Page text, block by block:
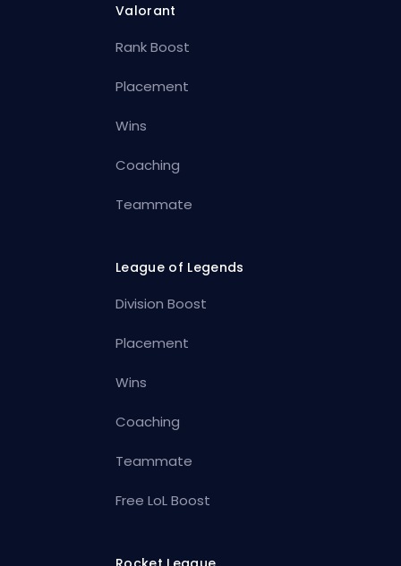
Valorant
Rank Boost
Placement
Wins
Coaching
Teammate
League of Legends
Division Boost
Placement
Wins
Coaching
Teammate
Free LoL Boost